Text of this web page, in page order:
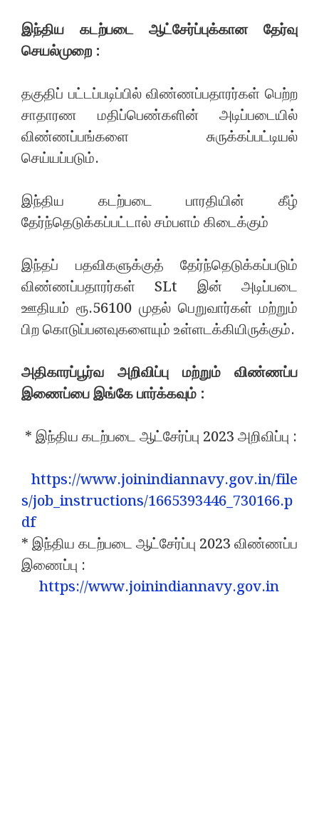
இந்திய கடற்படை ஆட்சேர்ப்புக்கான தேர்வு
செயல்முறை :
தகுதிப் பட்டப்படிப்பில் விண்ணப்பதாரர்கள் பெற்ற
சாதாரண மதிப்பெண்களின் அடிப்படையில்
விண்ணப்பங்களை சுருக்கப்பட்டியல்
செய்யப்படும்.
இந்திய கடற்படை பாரதியின் கீழ்
தேர்ந்தெடுக்கப்பட்டால் சம்பளம் கிடைக்கும்
இந்தப் பதவிகளுக்குத் தேர்ந்தெடுக்கப்படும்
விண்ணப்பதாரர்கள் SLt இன் அடிப்படை
ஊதியம் ரூ.56100 முதல் பெறுவார்கள் மற்றும்
பிற கொடுப்பனவுகளையும் உள்ளடக்கியிருக்கும்.
அதிகாரப்பூர்வ அறிவிப்பு மற்றும் விண்ணப்ப
இணைப்பை இங்கே பார்க்கவும் :
* இந்திய கடற்படை ஆட்சேர்ப்பு 2023 அறிவிப்பு :
https://www.joinindiannavy.gov.in/file
s/job_instructions/1665393446_730166.p
df
* இந்திய கடற்படை ஆட்சேர்ப்பு 2023 விண்ணப்ப
இணைப்பு :
https://www.joinindiannavy.gov.in